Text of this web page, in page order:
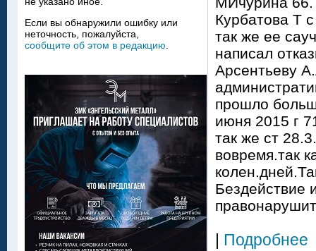
Курбатова Т
так же ее
написал
Арсентьеву
прошло
июня 2015 г
так же ст
вовремя.так
Бездействие
| Подробнее
Если вы обнаружили ошибку или
неточность, пожалуйста,
сообщите об этом в редакцию